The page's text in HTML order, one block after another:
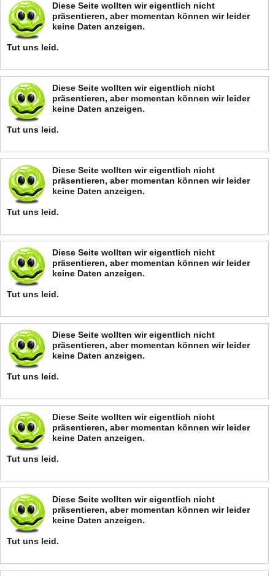
Diese Seite wollten wir eigentlich nicht
präsentieren, aber momentan können wir leider
keine Daten anzeigen.
Tut uns leid.
Diese Seite wollten wir eigentlich nicht
präsentieren, aber momentan können wir leider
keine Daten anzeigen.
Tut uns leid.
Diese Seite wollten wir eigentlich nicht
präsentieren, aber momentan können wir leider
keine Daten anzeigen.
Tut uns leid.
Diese Seite wollten wir eigentlich nicht
präsentieren, aber momentan können wir leider
keine Daten anzeigen.
Tut uns leid.
Diese Seite wollten wir eigentlich nicht
präsentieren, aber momentan können wir leider
keine Daten anzeigen.
Tut uns leid.
Diese Seite wollten wir eigentlich nicht
präsentieren, aber momentan können wir leider
keine Daten anzeigen.
Tut uns leid.
Diese Seite wollten wir eigentlich nicht
präsentieren, aber momentan können wir leider
keine Daten anzeigen.
Tut uns leid.